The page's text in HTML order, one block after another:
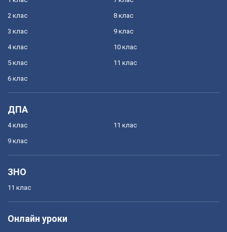
2 клас
3 клас
4 клас
5 клас
6 клас
8 клас
9 клас
10 клас
11 клас
ДПА
4 клас
9 клас
11 клас
ЗНО
11 клас
Онлайн уроки